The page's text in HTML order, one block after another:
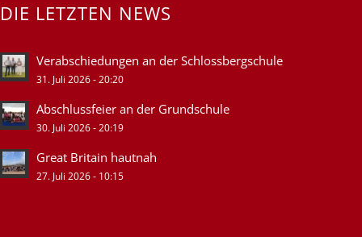
DIE LETZTEN NEWS
Verabschiedungen an der Schlossbergschule
31. Juli 2026 - 20:20
Abschlussfeier an der Grundschule
30. Juli 2026 - 20:19
Great Britain hautnah
27. Juli 2026 - 10:15